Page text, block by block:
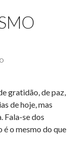
gratidão, de paz,
de hoje, mas
Fala-se dos
o mesmo do que